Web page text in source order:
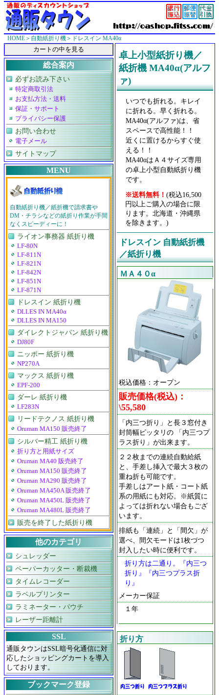
卓上小型紙折り機／
紙折機 MA40α(アルフ
ァ)
いつでも折れる。キレイ
に折れる。早く折れる。
MA40α(アルファ)は、省
スペースで高性能！！
近くに置けるからすぐ使
える！！
MA40αはＡ４サイズ専用
の卓上小型自動紙折り機
です。
※送料無料！ (税込16,500
円以上ご購入の場合に限
ります。北海道・沖縄県
を除きます。)
ドレスイン 自動紙折機
／紙折り機
ＭＡ４０α
税込価格：オープン
販売価格(税込)：
\55,580
「内三つ折り」と長３窓付き
封筒幅ピッタリの 「内三つプ
ラス折り」が出来ます。
２２枚までの連続自動給紙
と、手差し挿入で最大３枚の
重ね折も可能です。
手差しはアート紙・コート紙
系の用紙にも対応。※紙質に
よっては折れない場合もござ
います。
排紙も「連続」と「間欠」が
選べ、間欠モードは1枚づつ
封入したい時に便利です。
折り方は二通り。『内三つ
折り』『内三つプラス折
り』
メーカー保証
１年
折り方
総合案内
必ずお読み下さい
特定商取引法
お支払方法・送料
保証・サポート
プライバシー保護
お問い合わせ
電子メール
サイトマップ
MENU
自動紙折り機／紙折機で請求書や
DM・チラシなどの紙折り作業が手間
なくスピーディーに！
ライオン事務器 紙折り機
LF-80N
LF-811N
LF-821N
LF-842N
LF-851N
LF-871N
ドレスイン 紙折り機
DLLES IN MA40α
DLLES IN MA150
ダイレクトジャパン 紙折り機
DJ80F
ニッポー 紙折り機
NP270A
マックス 紙折り機
EPF-200
ダーレ 紙折り機
LF283N
リードテクノス 紙折り機
Oruman MA150 販売終了
シルバー精工 紙折り機
折り方と用紙サイズ
Oruman MA40 販売終了
Oruman MA150 販売終了
Oruman MA290 販売終了
Oruman MA450A 販売終了
Oruman MA450L 販売終了
Oruman MA480L 販売終了
販売を終了した紙折り機
他のカテゴリ
シュレッダー
ペーパーカッター・断裁機
タイムレコーダー
ラベルプリンター
ラミネーター・パウチ
レーザー距離計
SSL
通販タウンはSSL暗号化通信に対
応したショッピングカートを導入
しております。
ブックマーク登録
HOME ＞ 自動紙折り機 ＞ドレスイン MA40α